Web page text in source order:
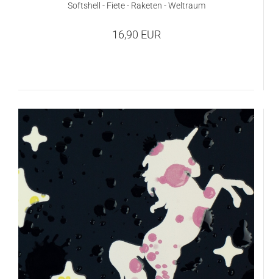
Softshell - Fiete - Raketen - Weltraum
16,90 EUR